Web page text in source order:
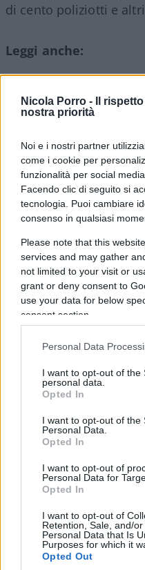
Nicola Porro -
Il
nostra priorità
Noi e i nostri partner
come i cookie per
funzionalità per social
Facendo clic di seguito si
tecnologia. Puoi cambiare
consenso in qualsiasi
Please note that this
services and may gather
not limited to your visit or
grant or deny consent to
use your data for below
consent section.
Personal Data
I want to opt-out of the
personal data.
Opted In
I want to opt-out of the
Personal Data.
Opted In
I want to opt-out of
Personal Data for
Opted In
I want to opt-out of
Retention, Sale, and/
Personal Data that Is
Purposes for which it
Opted Out
di cento poliziotti e
Leggi anche:
Ceuta, l’altra faccia
un migrante in
Naturalmente un
irresistibile: mentre
perché Roma
confini, gli uomini
confini chiedono più
problema che
pensare aigrattacapi
giustizia spagnola ha
giudizio con giuria
Gómez per traffico di